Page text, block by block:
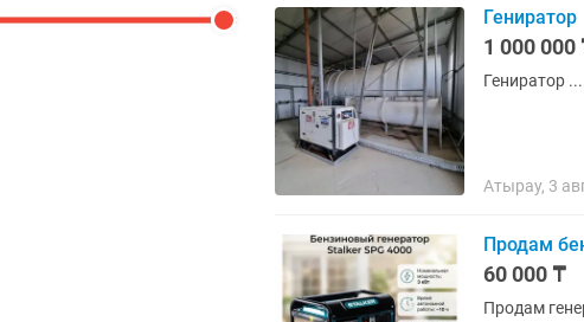
Гениратор
1 000 000
Гениратор
Атырау, 3
Продам
60 000 ₸
Продам